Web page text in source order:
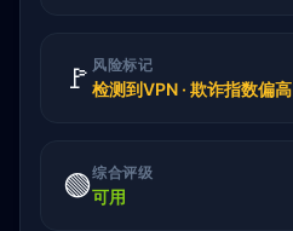
🚩 风险标记
检测到VPN · 欺诈指数偏高
🟢综合评级
可用